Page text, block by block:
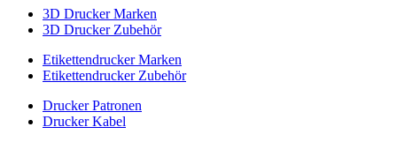
3D Drucker Marken
3D Drucker Zubehör
Etikettendrucker Marken
Etikettendrucker Zubehör
Drucker Patronen
Drucker Kabel